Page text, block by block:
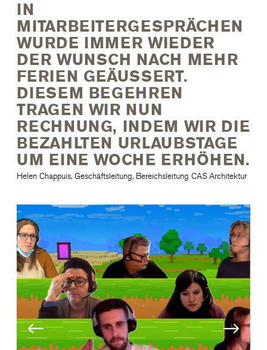
IN
MITARBEITERGESPRÄCHEN
WURDE IMMER WIEDER
DER WUNSCH NACH MEHR
FERIEN GEÄUSSERT.
DIESEM BEGEHREN
TRAGEN WIR NUN
RECHNUNG, INDEM WIR DIE
BEZAHLTEN URLAUBSTAGE
UM EINE WOCHE ERHÖHEN.
Helen Chappuis, Geschäftsleitung, Bereichsleitung CAS Architektur